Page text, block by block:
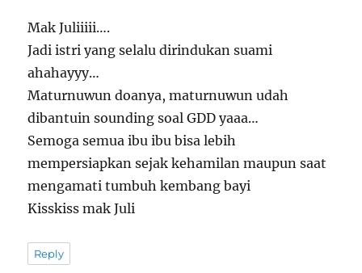
Mak Juliiiii….
Jadi istri yang selalu dirindukan suami
ahahayyy…
Maturnuwun doanya, maturnuwun udah
dibantuin sounding soal GDD yaaa…
Semoga semua ibu ibu bisa lebih
mempersiapkan sejak kehamilan maupun saat
mengamati tumbuh kembang bayi
Kisskiss mak Juli
Reply